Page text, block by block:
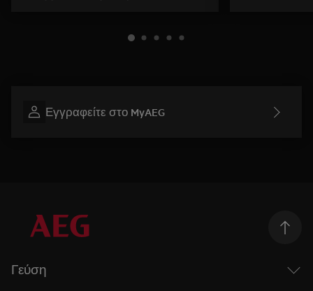
Εγγραφείτε στο MyAEG
Γεύση